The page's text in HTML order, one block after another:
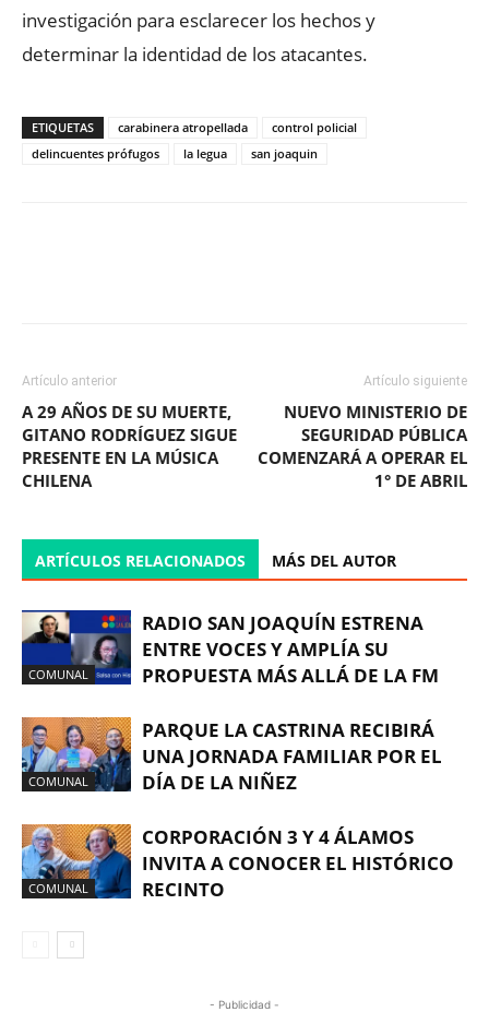
investigación para esclarecer los hechos y
determinar la identidad de los atacantes.
ETIQUETAS carabinera atropellada
control policial
delincuentes prófugos
la legua san joaquin
Artículo anterior
A 29 AÑOS DE SU MUERTE,
GITANO RODRÍGUEZ SIGUE
PRESENTE EN LA MÚSICA
CHILENA
Artículo siguiente
NUEVO MINISTERIO DE
SEGURIDAD PÚBLICA
COMENZARÁ A OPERAR EL
1° DE ABRIL
ARTÍCULOS RELACIONADOS MÁS DEL AUTOR
COMUNAL
RADIO SAN JOAQUÍN ESTRENA
ENTRE VOCES Y AMPLÍA SU
PROPUESTA MÁS ALLÁ DE LA FM
COMUNAL
PARQUE LA CASTRINA RECIBIRÁ
UNA JORNADA FAMILIAR POR EL
DÍA DE LA NIÑEZ
COMUNAL
CORPORACIÓN 3 Y 4 ÁLAMOS
INVITA A CONOCER EL HISTÓRICO
RECINTO
- Publicidad -